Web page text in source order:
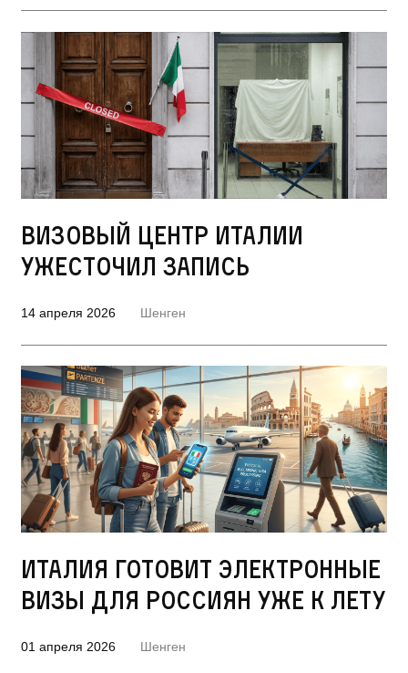
Визовый центр Италии
ужесточил запись
14 апреля 2026 Шенген
Италия готовит электронные
визы для россиян уже к лету
01 апреля 2026 Шенген